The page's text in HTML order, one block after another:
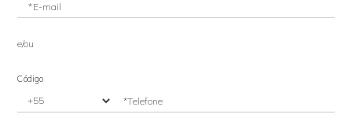
*E-mail
e/ou
Código
*Telefone